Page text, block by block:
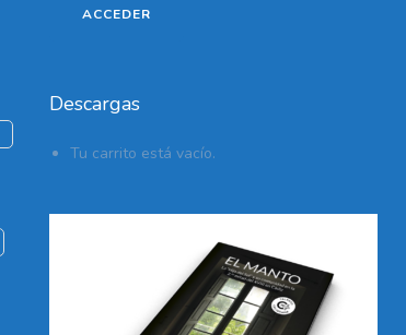
Descargas
Tu carrito está vacío.